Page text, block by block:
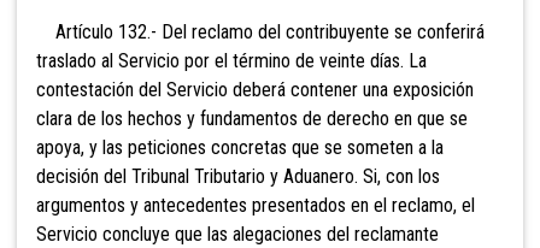
Artículo 132.- Del reclamo del contribuyente se conferirá
traslado al Servicio por el término de veinte días. La
contestación del Servicio deberá contener una exposición
clara de los hechos y fundamentos de derecho en que se
apoya, y las peticiones concretas que se someten a la
decisión del Tribunal Tributario y Aduanero. Si, con los
argumentos y antecedentes presentados en el reclamo, el
Servicio concluye que las alegaciones del reclamante